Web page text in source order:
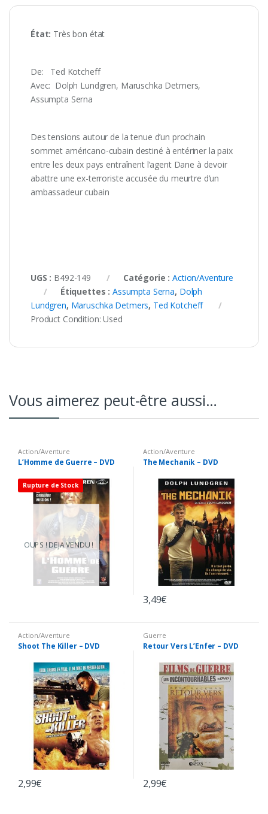
État: Très bon état
De: ‎ ‎ Ted Kotcheff
Avec: ‎ Dolph Lundgren, Maruschka Detmers,
Assumpta Serna
Des tensions autour de la tenue d’un prochain
sommet américano-cubain destiné à entériner la paix
entre les deux pays entraînent l’agent Dane à devoir
abattre une ex-terroriste accusée du meurtre d’un
ambassadeur cubain
UGS : B492-149 Catégorie :Action/Aventure
Étiquettes :Assumpta Serna, Dolph
Lundgren, Maruschka Detmers, Ted Kotcheff
Product Condition:Used
Vous aimerez peut-être aussi…
Action/Aventure
L’Homme de Guerre – DVD
Rupture de Stock
OUPS ! DEJA VENDU !
Action/Aventure
The Mechanik – DVD
3,49€
Action/Aventure
Shoot The Killer – DVD
2,99€
Guerre
Retour Vers L’Enfer – DVD
2,99€